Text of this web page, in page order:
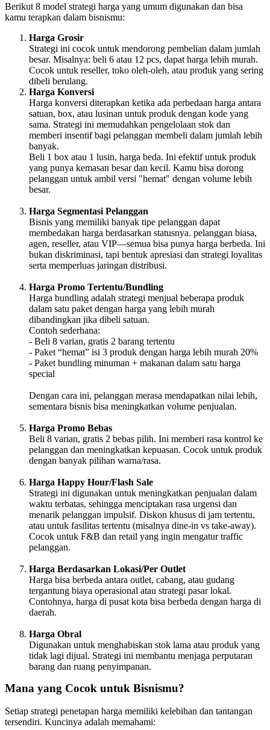
Berikut 8 model strategi harga yang umum digunakan dan bisa
kamu terapkan dalam bisnismu:
Harga Grosir
Strategi ini cocok untuk mendorong pembelian dalam jumlah
besar. Misalnya: beli 6 atau 12 pcs, dapat harga lebih murah.
Cocok untuk reseller, toko oleh-oleh, atau produk yang sering
dibeli berulang.
Harga Konversi
Harga konversi diterapkan ketika ada perbedaan harga antara
satuan, box, atau lusinan untuk produk dengan kode yang
sama. Strategi ini memudahkan pengelolaan stok dan
memberi insentif bagi pelanggan membeli dalam jumlah lebih
banyak.
Beli 1 box atau 1 lusin, harga beda. Ini efektif untuk produk
yang punya kemasan besar dan kecil. Kamu bisa dorong
pelanggan untuk ambil versi "hemat" dengan volume lebih
besar.
Harga Segmentasi Pelanggan
Bisnis yang memiliki banyak tipe pelanggan dapat
membedakan harga berdasarkan statusnya. pelanggan biasa,
agen, reseller, atau VIP—semua bisa punya harga berbeda. Ini
bukan diskriminasi, tapi bentuk apresiasi dan strategi loyalitas
serta memperluas jaringan distribusi.
Harga Promo Tertentu/Bundling
Harga bundling adalah strategi menjual beberapa produk
dalam satu paket dengan harga yang lebih murah
dibandingkan jika dibeli satuan.
Contoh sederhana:
- Beli 8 varian, gratis 2 barang tertentu
- Paket “hemat” isi 3 produk dengan harga lebih murah 20%
- Paket bundling minuman + makanan dalam satu harga
special
Dengan cara ini, pelanggan merasa mendapatkan nilai lebih,
sementara bisnis bisa meningkatkan volume penjualan.
Harga Promo Bebas
Beli 8 varian, gratis 2 bebas pilih. Ini memberi rasa kontrol ke
pelanggan dan meningkatkan kepuasan. Cocok untuk produk
dengan banyak pilihan warna/rasa.
Harga Happy Hour/Flash Sale
Strategi ini digunakan untuk meningkatkan penjualan dalam
waktu terbatas, sehingga menciptakan rasa urgensi dan
menarik pelanggan impulsif. Diskon khusus di jam tertentu,
atau untuk fasilitas tertentu (misalnya dine-in vs take-away).
Cocok untuk F&B dan retail yang ingin mengatur traffic
pelanggan.
Harga Berdasarkan Lokasi/Per Outlet
Harga bisa berbeda antara outlet, cabang, atau gudang
tergantung biaya operasional atau strategi pasar lokal.
Contohnya, harga di pusat kota bisa berbeda dengan harga di
daerah.
Harga Obral
Digunakan untuk menghabiskan stok lama atau produk yang
tidak lagi dijual. Strategi ini membantu menjaga perputaran
barang dan ruang penyimpanan.
Mana yang Cocok untuk Bisnismu?
Setiap strategi penetapan harga memiliki kelebihan dan tantangan
tersendiri. Kuncinya adalah memahami: